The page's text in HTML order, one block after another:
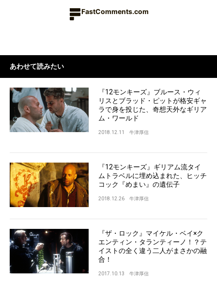
FastComments.com
あわせて読みたい
『12モンキーズ』ブルース・ウィ
リスとブラッド・ピットが格安ギャ
ラで身を投じた、奇想天外なギリア
ム・ワールド
2018.12.11 牛津厚信
『12モンキーズ』ギリアム流タイ
ムトラベルに埋め込まれた、ヒッチ
コック『めまい』の遺伝子
2018.12.26 牛津厚信
『ザ・ロック』マイケル・ベイ×ク
エンティン・タランティーノ！？テ
イストの全く違う二人がまさかの融
合！
2017.10.13 牛津厚信